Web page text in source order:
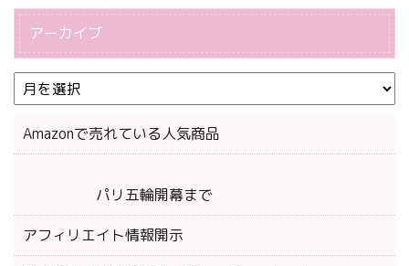
アーカイブ
Amazonで売れている人気商品
パリ五輪開幕まで
アフィリエイト情報開示